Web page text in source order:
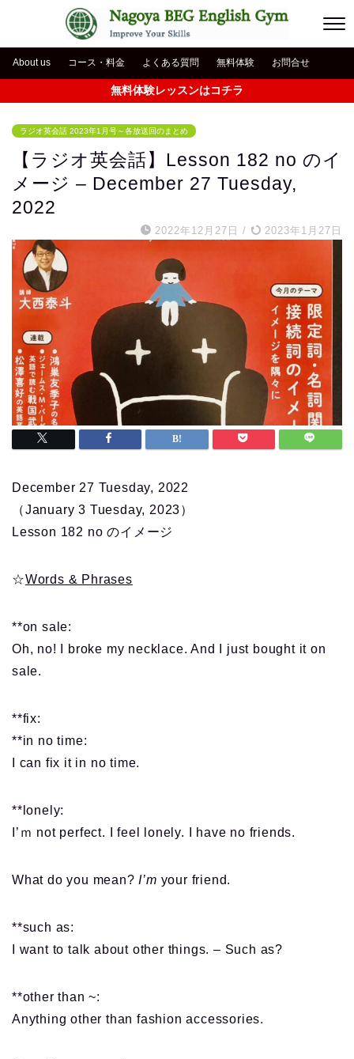
About us コース・料金 よくある質問 無料体験 お問合せ
無料体験レッスンはコチラ
ラジオ英会話 2023年1月号～各放送回のまとめ
【ラジオ英会話】Lesson 182 no のイ
メージ – December 27 Tuesday,
2022
2022年12月27日 / 2023年1月27日
December 27 Tuesday, 2022
（January 3 Tuesday, 2023）
Lesson 182 no のイメージ
☆Words & Phrases
**on sale:
Oh, no! I broke my necklace. And I just bought it on
sale.
**fix:
**in no time:
I can fix it in no time.
**lonely:
I’ｍ not perfect. I feel lonely. I have no friends.
What do you mean? I’m your friend.
**such as:
I want to talk about other things. – Such as?
**other than ~:
Anything other than fashion accessories.